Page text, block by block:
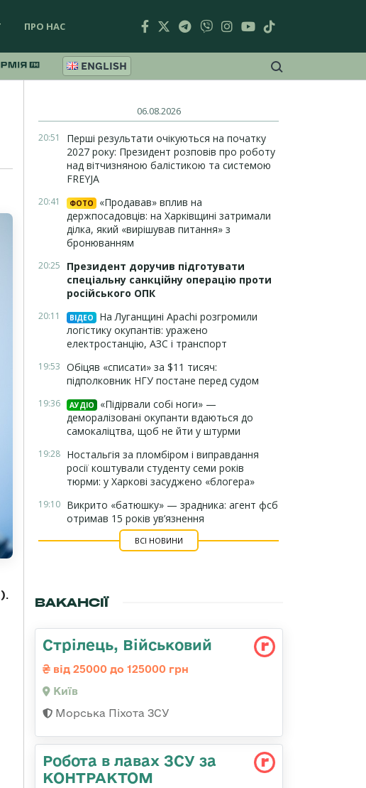
ПРО НАС
ENGLISH
.
06.08.2026
20:51
Перші результати очікуються на початку
2027 року: Президент розповів про роботу
над вітчизняною балістикою та системою
FREYJA
20:41 ФОТО
«Продавав» вплив на
держпосадовців: на Харківщині затримали
ділка, який «вирішував питання» з
бронюванням
20:25
Президент доручив підготувати
спеціальну санкційну операцію проти
російського ОПК
20:11 ВІДЕО
На Луганщині Apachi розгромили
логістику окупантів: уражено
електростанцію, АЗС і транспорт
19:53 Обіцяв «списати» за $11 тисяч:
підполковник НГУ постане перед судом
19:36 АУДІО
«Підірвали собі ноги» —
деморалізовані окупанти вдаються до
самокаліцтва, щоб не йти у штурми
19:28 Ностальгія за пломбіром і виправдання
росії коштували студенту семи років
тюрми: у Харкові засуджено «блогера»
19:10 Викрито «батюшку» — зрадника: агент фсб
отримав 15 років ув’язнення
ВСІ НОВИНИ
ВАКАНСІЇ
Стрілець, Військовий
від 25000 до 125000 грн
Київ
Морська Піхота ЗСУ
Робота в лавах ЗСУ за
КОНТРАКТОМ